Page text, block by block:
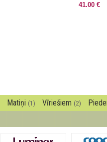
41.00 €
Matiņi (1) Vīriešiem (2)